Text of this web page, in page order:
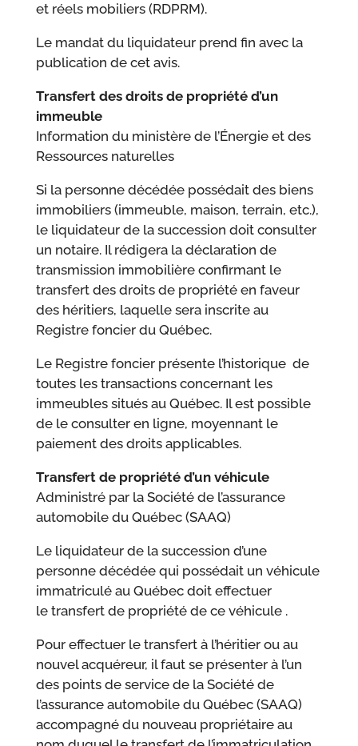
et réels mobiliers (RDPRM).
Le mandat du liquidateur prend fin avec la
publication de cet avis.
Transfert des droits de propriété d’un
immeuble
Information du ministère de l’Énergie et des
Ressources naturelles
Si la personne décédée possédait des biens
immobiliers (immeuble, maison, terrain, etc.),
le liquidateur de la succession doit consulter
un notaire. Il rédigera la déclaration de
transmission immobilière confirmant le
transfert des droits de propriété en faveur
des héritiers, laquelle sera inscrite au
Registre foncier du Québec.
Le Registre foncier présente l’historique de
toutes les transactions concernant les
immeubles situés au Québec. Il est possible
de le consulter en ligne, moyennant le
paiement des droits applicables.
Transfert de propriété d’un véhicule
Administré par la Société de l’assurance
automobile du Québec (SAAQ)
Le liquidateur de la succession d’une
personne décédée qui possédait un véhicule
immatriculé au Québec doit effectuer
le transfert de propriété de ce véhicule .
Pour effectuer le transfert à l’héritier ou au
nouvel acquéreur, il faut se présenter à l’un
des points de service de la Société de
l’assurance automobile du Québec (SAAQ)
accompagné du nouveau propriétaire au